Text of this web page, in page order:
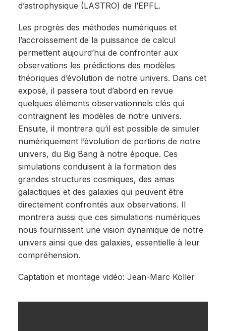
d’astrophysique (LASTRO) de l’EPFL.
Les progrès des méthodes numériques et
l’accroissement de la puissance de calcul
permettent aujourd’hui de confronter aux
observations les prédictions des modèles
théoriques d’évolution de notre univers. Dans cet
exposé, il passera tout d’abord en revue
quelques éléments observationnels clés qui
contraignent les modèles de notre univers.
Ensuite, il montrera qu’il est possible de simuler
numériquement l’évolution de portions de notre
univers, du Big Bang à notre époque. Ces
simulations conduisent à la formation des
grandes structures cosmiques, des amas
galactiques et des galaxies qui peuvent être
directement confrontés aux observations. Il
montrera aussi que ces simulations numériques
nous fournissent une vision dynamique de notre
univers ainsi que des galaxies, essentielle à leur
compréhension.
Captation et montage vidéo: Jean-Marc Koller